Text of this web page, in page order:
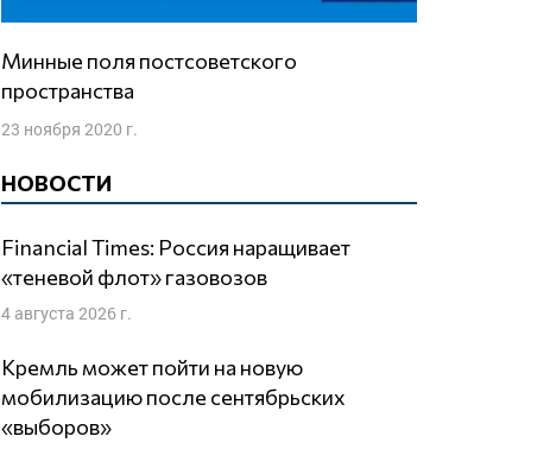
Минные поля постсоветского
пространства
23 ноября 2020 г.
НОВОСТИ
Financial Times: Россия наращивает
«теневой флот» газовозов
4 августа 2026 г.
Кремль может пойти на новую
мобилизацию после сентябрьских
«выборов»